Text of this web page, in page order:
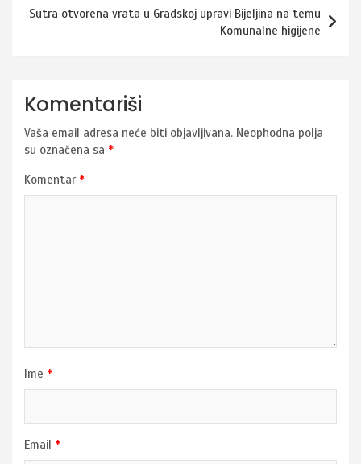
Sutra otvorena vrata u Gradskoj upravi Bijeljina na temu
Komunalne higijene
Komentariši
Vaša email adresa neće biti objavljivana. Neophodna polja
su označena sa *
Komentar *
Ime *
Email *